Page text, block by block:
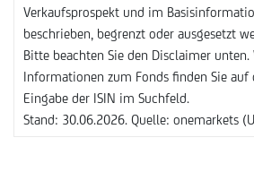
Verkaufsprospekt und im
beschrieben, begrenzt oder ausgesetzt
Bitte beachten Sie den Disclaimer unten.
Informationen zum Fonds finden Sie auf
Eingabe der ISIN im Suchfeld.
Stand: 30.06.2026. Quelle: onemarkets